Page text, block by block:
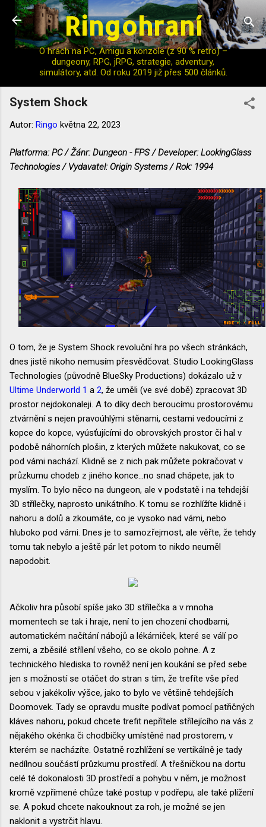
Přeskočit na hlavní obsah
Ringohraní
O hrách na PC, Amigu a konzole (z 90 % retro) –
dungeony, RPG, jRPG, strategie, adventury,
simulátory, atd. Od roku 2019 již přes 500 článků.
System Shock
Autor: Ringo května 22, 2023
Platforma: PC / Žánr: Dungeon - FPS / Developer: LookingGlass
Technologies / Vydavatel: Origin Systems / Rok: 1994
O tom, že je System Shock revoluční hra po všech stránkách,
dnes jistě nikoho nemusím přesvědčovat. Studio LookingGlass
Technologies (původně BlueSky Productions) dokázalo už v
Ultime Underworld 1 a 2, že uměli (ve své době) zpracovat 3D
prostor nejdokonaleji. A to díky dech beroucímu prostorovému
ztvárnění s nejen pravoúhlými stěnami, cestami vedoucími z
kopce do kopce, vyúsťujícími do obrovských prostor či hal v
podobě náhorních plošin, z kterých můžete nakukovat, co se
pod vámi nachází. Klidně se z nich pak můžete pokračovat v
průzkumu chodeb z jiného konce...no snad chápete, jak to
myslím. To bylo něco na dungeon, ale v podstatě i na tehdejší
3D střílečky, naprosto unikátního. K tomu se rozhlížíte klidně i
nahoru a dolů a zkoumáte, co je vysoko nad vámi, nebo
hluboko pod vámi. Dnes je to samozřejmost, ale věřte, že tehdy
tomu tak nebylo a ještě pár let potom to nikdo neuměl
napodobit.
Ačkoliv hra působí spíše jako 3D střílečka a v mnoha
momentech se tak i hraje, není to jen chození chodbami,
automatickém načítání nábojů a lékárniček, které se válí po
zemi, a zběsilé střílení všeho, co se okolo pohne. A z
technického hlediska to rovněž není jen koukání se před sebe
jen s možností se otáčet do stran s tím, že trefíte vše před
sebou v jakékoliv výšce, jako to bylo ve většině tehdejších
Doomovek. Tady se opravdu musíte podívat pomocí patřičných
kláves nahoru, pokud chcete trefit nepřítele střílejícího na vás z
nějakého okénka či chodbičky umístěné nad prostorem, v
kterém se nacházíte. Ostatně rozhlížení se vertikálně je tady
nedílnou součástí průzkumu prostředí. A třešničkou na dortu
celé té dokonalosti 3D prostředí a pohybu v něm, je možnost
kromě vzpřímené chůze také postup v podřepu, ale také plížení
se. A pokud chcete nakouknout za roh, je možné se jen
naklonit a vystrčit hlavu.